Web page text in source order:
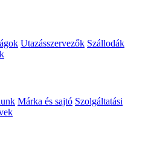
Utazásszervezők Szállodák
Márka és sajtó Szolgáltatási